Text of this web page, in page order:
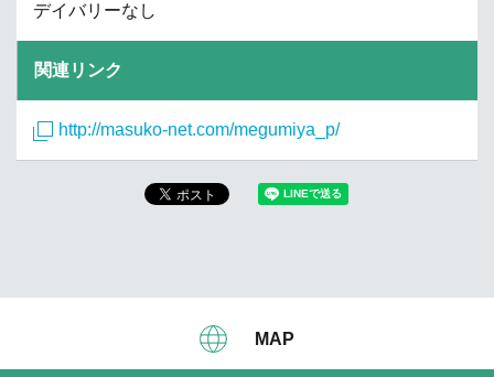
デイバリーなし
関連リンク
http://masuko-net.com/megumiya_p/
MAP